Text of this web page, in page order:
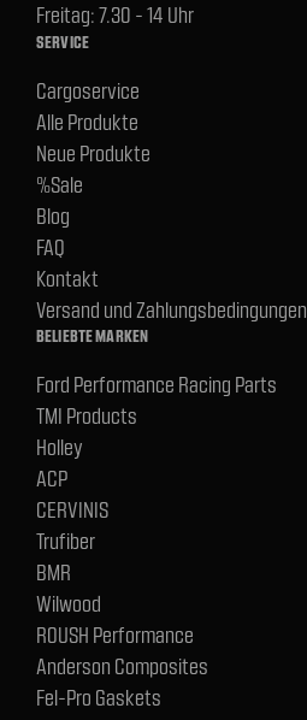
Freitag: 7.30 - 14 Uhr
SERVICE
Cargoservice
Alle Produkte
Neue Produkte
%Sale
Blog
FAQ
Kontakt
Versand und Zahlungsbedingungen
BELIEBTE MARKEN
Ford Performance Racing Parts
TMI Products
Holley
ACP
CERVINIS
Trufiber
BMR
Wilwood
ROUSH Performance
Anderson Composites
Fel-Pro Gaskets